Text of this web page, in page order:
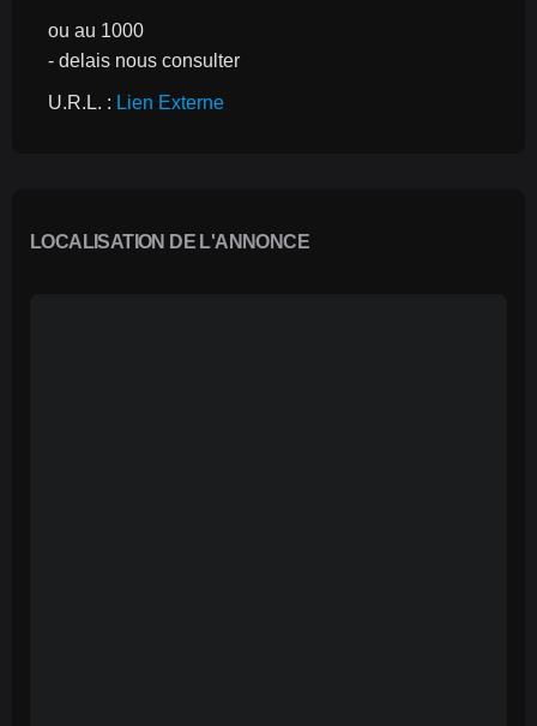
ou au 1000
- delais nous consulter
U.R.L. : Lien Externe
LOCALISATION DE L'ANNONCE